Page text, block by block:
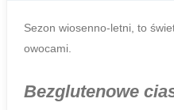
Sezon wiosenno-letni, to
owocami.
Bezglutenowe